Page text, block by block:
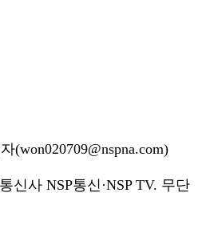
(won020709@nspna.com)
사 NSP통신·NSP TV. 무단